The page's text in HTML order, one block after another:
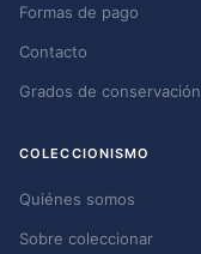
Formas de pago
Contacto
Grados de conservación
COLECCIONISMO
Quiénes somos
Sobre coleccionar